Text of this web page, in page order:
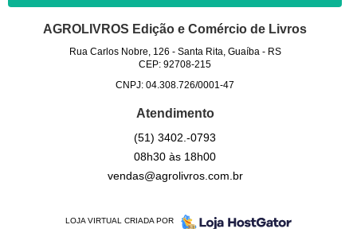
AGROLIVROS Edição e Comércio de Livros
Rua Carlos Nobre, 126 - Santa Rita, Guaíba- RS
CEP: 92708-215
CNPJ: 04.308.726/0001-47
Atendimento
(51) 3402.-0793
08h30 às 18h00
vendas@agrolivros.com.br
LOJA VIRTUAL CRIADA POR